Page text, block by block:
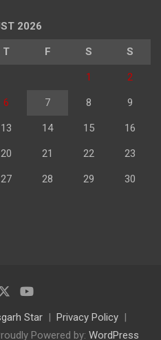
2026
T F S S
1 2
6 7 8 9
13 14 15 16
20 21 22 23
27 28 29 30
Star
Privacy Policy
Powered by: WordPress